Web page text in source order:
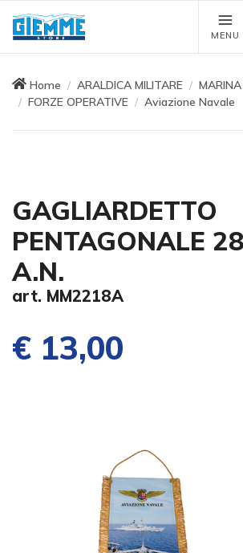
MENU
Home ARALDICA MILITARE
FORZE OPERATIVE
Aviazione Navale
GAGLIARDETTO
PENTAGONALE
A.N.
art. MM2218A
€ 13,00